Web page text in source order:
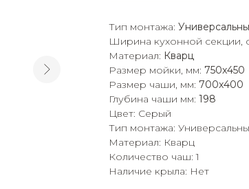
Тип монтажа:
Ширина кухонной секции,
Материал: Кварц
Размер мойки, мм: 750x450
Размер чаши, мм: 700x400
Глубина чаши мм: 198
Цвет: Серый
Тип монтажа:
Материал: Кварц
Количество чаш: 1
Наличие крыла: Нет